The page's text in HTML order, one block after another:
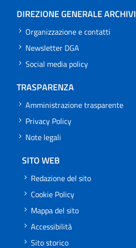
DIREZIONE GENERALE ARCHIVI
Organizzazione e contatti
Newsletter DGA
Social media policy
TRASPARENZA
Amministrazione trasparente
Privacy Policy
Note legali
SITO WEB
Redazione del sito
Cookie Policy
Mappa del sito
Accessibilità
Sito storico